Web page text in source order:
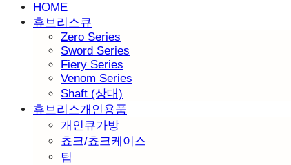
HOME
휴브리스큐
Zero Series
Sword Series
Fiery Series
Venom Series
Shaft (상대)
휴브리스개인용품
개인큐가방
쵸크/쵸크케이스
팁